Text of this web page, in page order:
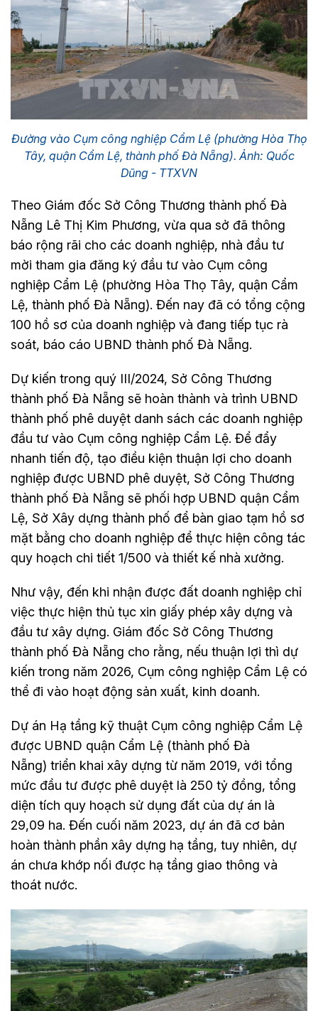
Đường vào Cụm công nghiệp Cẩm Lệ (phường Hòa Thọ
Tây, quận Cẩm Lệ, thành phố Đà Nẵng). Ảnh: Quốc
Dũng - TTXVN
Theo Giám đốc Sở Công Thương thành phố Đà
Nẵng Lê Thị Kim Phương, vừa qua sở đã thông
báo rộng rãi cho các doanh nghiệp, nhà đầu tư
mời tham gia đăng ký đầu tư vào Cụm công
nghiệp Cẩm Lệ (phường Hòa Thọ Tây, quận Cẩm
Lệ, thành phố Đà Nẵng). Đến nay đã có tổng cộng
100 hồ sơ của doanh nghiệp và đang tiếp tục rà
soát, báo cáo UBND thành phố Đà Nẵng.
Dự kiến trong quý III/2024, Sở Công Thương
thành phố Đà Nẵng sẽ hoàn thành và trình UBND
thành phố phê duyệt danh sách các doanh nghiệp
đầu tư vào Cụm công nghiệp Cẩm Lệ. Để đẩy
nhanh tiến độ, tạo điều kiện thuận lợi cho doanh
nghiệp được UBND phê duyệt, Sở Công Thương
thành phố Đà Nẵng sẽ phối hợp UBND quận Cẩm
Lệ, Sở Xây dựng thành phố để bàn giao tạm hồ sơ
mặt bằng cho doanh nghiệp để thực hiện công tác
quy hoạch chi tiết 1/500 và thiết kế nhà xưởng.
Như vậy, đến khi nhận được đất doanh nghiệp chỉ
việc thực hiện thủ tục xin giấy phép xây dựng và
đầu tư xây dựng. Giám đốc Sở Công Thương
thành phố Đà Nẵng cho rằng, nếu thuận lợi thì dự
kiến trong năm 2026, Cụm công nghiệp Cẩm Lệ có
thể đi vào hoạt động sản xuất, kinh doanh.
Dự án Hạ tầng kỹ thuật Cụm công nghiệp Cẩm Lệ
được UBND quận Cẩm Lệ (thành phố Đà
Nẵng) triển khai xây dựng từ năm 2019, với tổng
mức đầu tư được phê duyệt là 250 tỷ đồng, tổng
diện tích quy hoạch sử dụng đất của dự án là
29,09 ha. Đến cuối năm 2023, dự án đã cơ bản
hoàn thành phần xây dựng hạ tầng, tuy nhiên, dự
án chưa khớp nối được hạ tầng giao thông và
thoát nước.